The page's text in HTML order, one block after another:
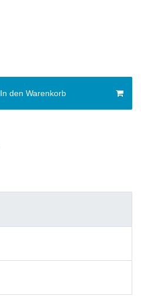
In den Warenkorb